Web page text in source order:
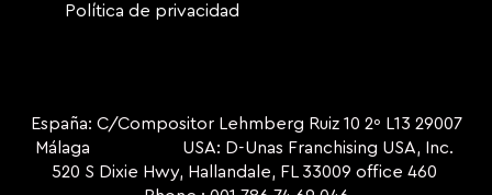
Política de privacidad
España: C/Compositor Lehmberg Ruiz 10 2º L13 29007
Málaga USA: D-Unas Franchising USA, Inc.
520 S Dixie Hwy, Hallandale, FL 33009 office 460